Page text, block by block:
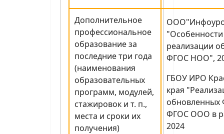
Дополнительное
профессиональное
образование за
последние три года
(наименования
образовательных
программ, модулей,
стажировок и т. п.,
места и сроки их
получения)
реализации
ФГОС НОО",
ГБОУ ИРО
края
ФГОС ООО в
2024